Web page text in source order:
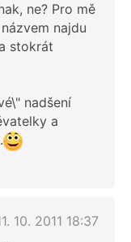
ne? Pro mě
najdu
stokrát
nadšení
a
10. 2011 18:37